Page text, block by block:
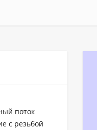
поток
с резьбой